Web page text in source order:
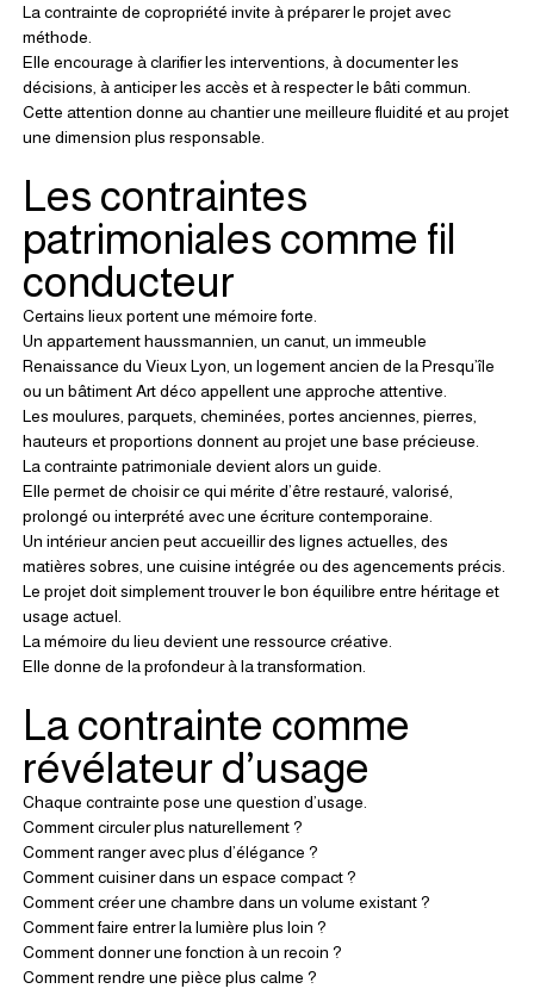
La contrainte de copropriété invite à préparer le projet avec
méthode.
Elle encourage à clarifier les interventions, à documenter les
décisions, à anticiper les accès et à respecter le bâti commun.
Cette attention donne au chantier une meilleure fluidité et au projet
une dimension plus responsable.
Les contraintes
patrimoniales comme fil
conducteur
Certains lieux portent une mémoire forte.
Un appartement haussmannien, un canut, un immeuble
Renaissance du Vieux Lyon, un logement ancien de la Presqu’île
ou un bâtiment Art déco appellent une approche attentive.
Les moulures, parquets, cheminées, portes anciennes, pierres,
hauteurs et proportions donnent au projet une base précieuse.
La contrainte patrimoniale devient alors un guide.
Elle permet de choisir ce qui mérite d’être restauré, valorisé,
prolongé ou interprété avec une écriture contemporaine.
Un intérieur ancien peut accueillir des lignes actuelles, des
matières sobres, une cuisine intégrée ou des agencements précis.
Le projet doit simplement trouver le bon équilibre entre héritage et
usage actuel.
La mémoire du lieu devient une ressource créative.
Elle donne de la profondeur à la transformation.
La contrainte comme
révélateur d’usage
Chaque contrainte pose une question d’usage.
Comment circuler plus naturellement ?
Comment ranger avec plus d’élégance ?
Comment cuisiner dans un espace compact ?
Comment créer une chambre dans un volume existant ?
Comment faire entrer la lumière plus loin ?
Comment donner une fonction à un recoin ?
Comment rendre une pièce plus calme ?